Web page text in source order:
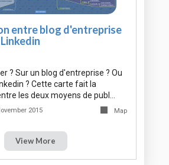
entre blog d'entreprise
? Sur un blog d'entreprise ? Ou
? Cette carte fait la
les deux moyens de publ…
2015 Map
View More